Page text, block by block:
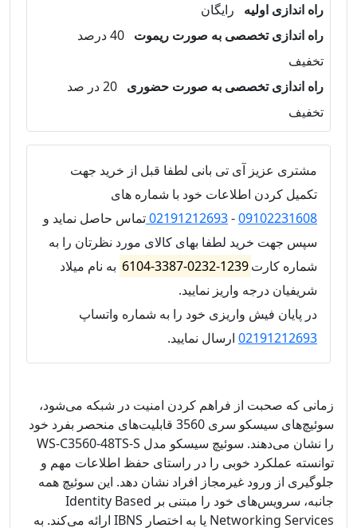
راه اندازی اولیه
رایگان
راه اندازی تخصصی به صورت ریموت
40 درصد
تخفیف
راه اندازی تخصصی به صورت حضوری
20 در صد
تخفیف
مشتری عزیز آی تی بانی لطفا قبل از خرید جهت
تکمیل کردن اطلاعات خود با شماره های
09102231608
-
02191212693تماس حاصل نماید و
سپس جهت خرید لطفا بهای کالای مورد نظرتان را به
شماره کارت1239-0232-3387-6104
به نام میلاد
شریفیان درجه واریز نمایید.
در پایان فیش واریزی خود را به شماره واتساپ
02191212693 ارسال نمایید.
زمانی که صحبت از فراهم کردن امنیت در شبکه می‌شود،
سوئیچ‌های سیسکو سری 3560 قابلیت‌های منحصر بفرد خود
را نشان می‌دهند. سوئیچ سیسکو مدل WS-C3560-48TS-S
توانسته عملکرد خوبی را در راستای حفظ اطلاعات مهم و
جلوگیری از ورود غیرمجاز افراد نشان دهد. این سوئیچ همه
جانبه، سرویس‌های خود را مبتنی بر Identity Based
Networking Services یا به اختصار IBNS ارائه می‌کند. به